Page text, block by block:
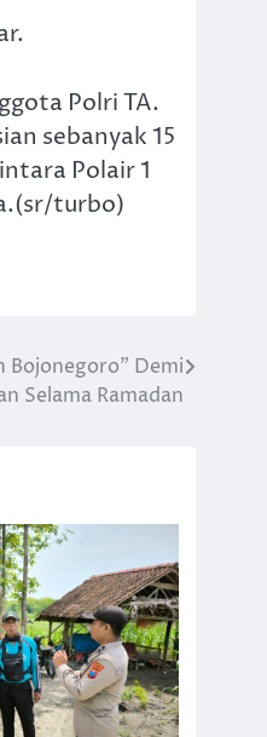
Polri TA.
sebanyak 15
Polair 1
turbo)
Bojonegoro” Demi
Selama Ramadan